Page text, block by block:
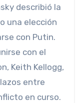
describió la
una elección
con Putin.
con el
Keith Kellogg,
entre
en curso.